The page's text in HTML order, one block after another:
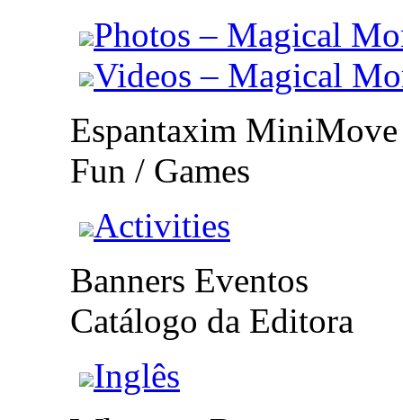
Photos – Magical
Videos – Magical
Espantaxim MiniMove
Fun / Games
Activities
Banners Eventos
Catálogo da Editora
Inglês